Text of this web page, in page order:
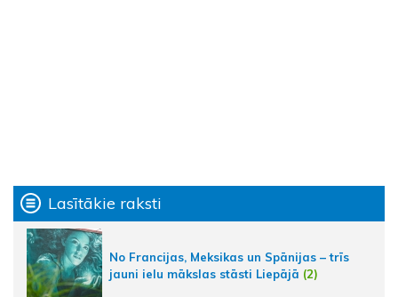
Lasītākie raksti
No Francijas, Meksikas un Spānijas – trīs
jauni ielu mākslas stāsti Liepājā (2)